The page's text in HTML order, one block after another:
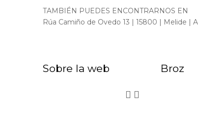
TAMBIÉN PUEDES ENCONTRARNOS EN
Rúa Camiño de Ovedo 13 | 15800 | Melide |
Sobre la web
 
Broz